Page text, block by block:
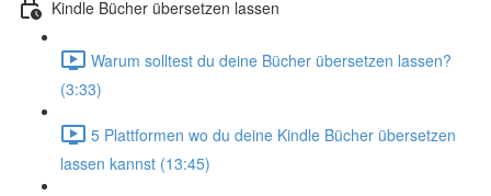
Kindle Bücher übersetzen lassen
Warum solltest du deine Bücher übersetzen lassen?
(3:33)
5 Plattformen wo du deine Kindle Bücher übersetzen
lassen kannst (13:45)